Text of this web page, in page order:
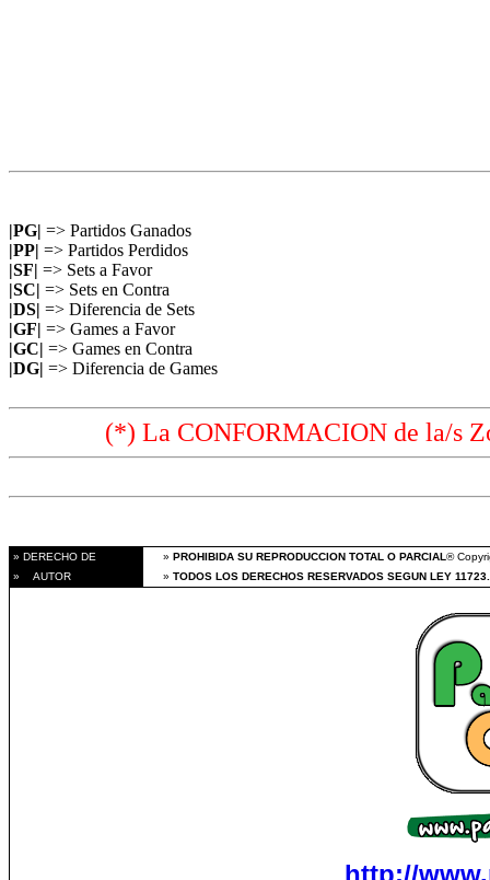
|PG| => Partidos Ganados
|PP| => Partidos Perdidos
|SF| => Sets a Favor
|SC| => Sets en Contra
|DS| => Diferencia de Sets
|GF| => Games a Favor
|GC| => Games en Contra
|DG| => Diferencia de Games
(*) La CONFORMACION de la/s
» DERECHO DE » PROHIBIDA SU REPRODUCCION TOTAL O PARCIAL®
» AUTOR
» TODOS LOS DERECHOS RESERVADOS SEGUN LEY